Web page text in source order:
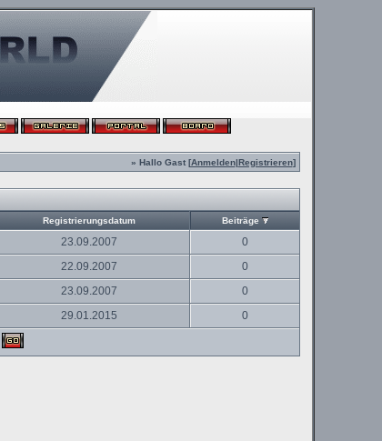
» Hallo Gast [Anmelden|Registrieren]
Registrierungsdatum Beiträge
23.09.2007
0
22.09.2007
0
23.09.2007
0
29.01.2015 0